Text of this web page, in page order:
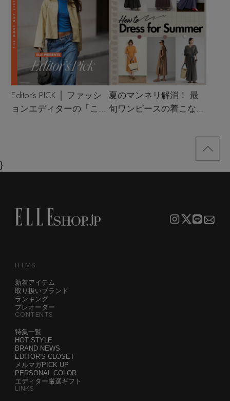
Editor’s PICK │ ファッシ
ョンエディターの「これ
夏のマンネリ解消！ 最
旬ワンピースの着こなし
}
ITEMS
新着アイテム
取り扱いブランド
ランキング
プレオーダー
CONTENTS
特集一覧
HOT STYLE
BRAND NEWS
EDITOR'S CLOSET
メルマガPICK UP
PERSONAL COLOR
エディター厳選ギフト
LINKS